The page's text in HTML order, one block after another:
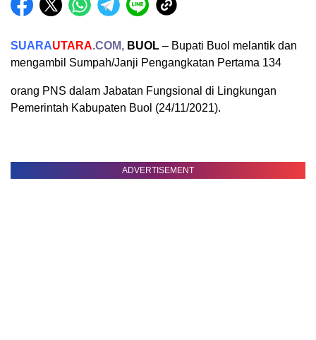
SUARAUTARA.COM, BUOL – Bupati Buol melantik dan
mengambil Sumpah/Janji Pengangkatan Pertama 134
orang PNS dalam Jabatan Fungsional di Lingkungan
Pemerintah Kabupaten Buol (24/11/2021).
ADVERTISEMENT